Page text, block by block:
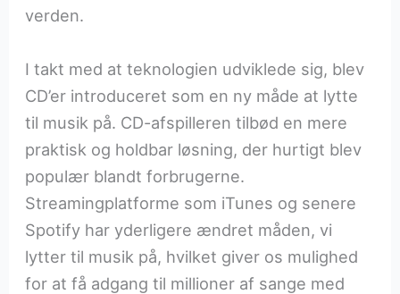
verden.
I takt med at teknologien udviklede sig, blev
CD’er introduceret som en ny måde at lytte
til musik på. CD-afspilleren tilbød en mere
praktisk og holdbar løsning, der hurtigt blev
populær blandt forbrugerne.
Streamingplatforme som iTunes og senere
Spotify har yderligere ændret måden, vi
lytter til musik på, hvilket giver os mulighed
for at få adgang til millioner af sange med